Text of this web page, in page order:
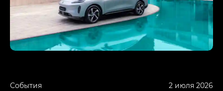
События 2 июля 2026